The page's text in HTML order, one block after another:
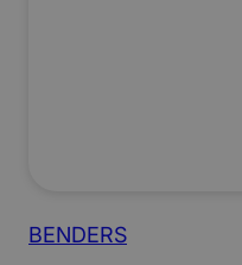
BENDERS